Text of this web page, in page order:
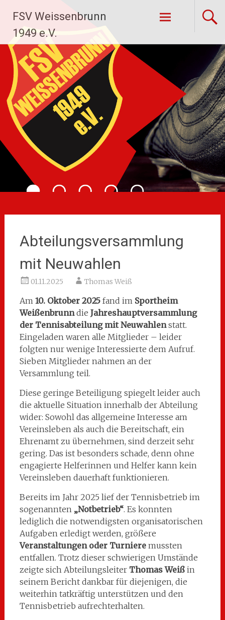
Inhalt
springen
FSV Weissenbrunn
1949 e.V.
Abteilungsversammlung
mit Neuwahlen
01.11.2025 Thomas Weiß
Am 10. Oktober 2025fand im Sportheim
Weißenbrunndie Jahreshauptversammlung
der Tennisabteilung mit Neuwahlenstatt.
Eingeladen waren alle Mitglieder – leider
folgten nur wenige Interessierte dem Aufruf.
Sieben Mitglieder nahmen an der
Versammlung teil.
Diese geringe Beteiligung spiegelt leider auch
die aktuelle Situation innerhalb der Abteilung
wider: Sowohl das allgemeine Interesse am
Vereinsleben als auch die Bereitschaft, ein
Ehrenamt zu übernehmen, sind derzeit sehr
gering. Das ist besonders schade, denn ohne
engagierte Helferinnen und Helfer kann kein
Vereinsleben dauerhaft funktionieren.
Bereits im Jahr 2025 lief der Tennisbetrieb im
sogenannten „Notbetrieb“. Es konnten
lediglich die notwendigsten organisatorischen
Aufgaben erledigt werden, größere
Veranstaltungen oder Turnieremussten
entfallen. Trotz dieser schwierigen Umstände
zeigte sich Abteilungsleiter Thomas Weißin
seinem Bericht dankbar für diejenigen, die
weiterhin tatkräftig unterstützen und den
Tennisbetrieb aufrechterhalten.